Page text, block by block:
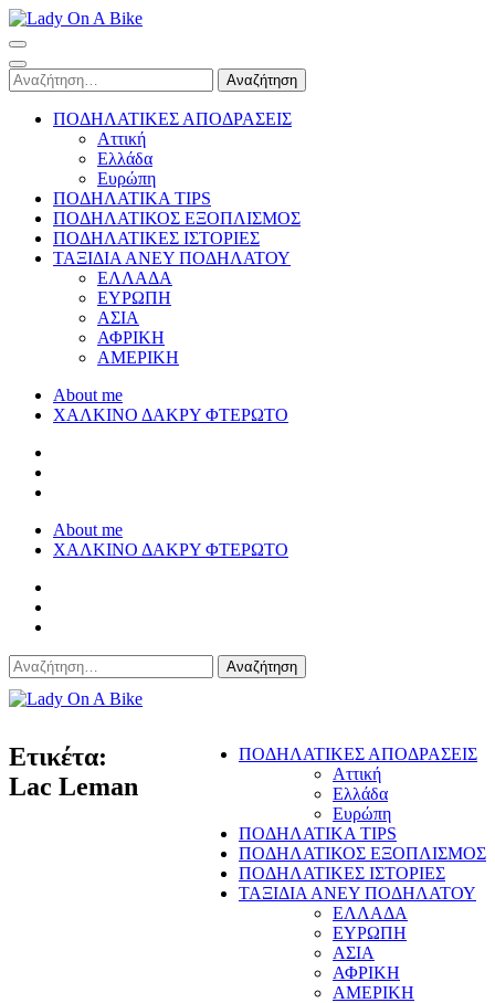
Skip
to
content
(Press
Enter)
Αναζήτηση
για:
ΠΟΔΗΛΑΤΙΚΕΣ ΑΠΟΔΡΑΣΕΙΣ
Αττική
Ελλάδα
Ευρώπη
ΠΟΔΗΛΑΤΙΚΑ TIPS
ΠΟΔΗΛΑΤΙΚΟΣ ΕΞΟΠΛΙΣΜΟΣ
ΠΟΔΗΛΑΤΙΚΕΣ ΙΣΤΟΡΙΕΣ
ΤΑΞΙΔΙΑ ΑΝΕΥ ΠΟΔΗΛΑΤΟΥ
ΕΛΛΑΔΑ
ΕΥΡΩΠΗ
ΑΣΙΑ
ΑΦΡΙΚΗ
ΑΜΕΡΙΚΗ
About me
ΧΑΛΚΙΝΟ ΔΑΚΡΥ ΦΤΕΡΩΤΟ
About me
ΧΑΛΚΙΝΟ ΔΑΚΡΥ ΦΤΕΡΩΤΟ
Αναζήτηση
για:
ΠΟΔΗΛΑΤΙΚΕΣ ΑΠΟΔΡΑΣΕΙΣ
Αττική
Ελλάδα
Ευρώπη
ΠΟΔΗΛΑΤΙΚΑ TIPS
ΠΟΔΗΛΑΤΙΚΟΣ ΕΞΟΠΛΙΣΜΟΣ
ΠΟΔΗΛΑΤΙΚΕΣ ΙΣΤΟΡΙΕΣ
ΤΑΞΙΔΙΑ ΑΝΕΥ ΠΟΔΗΛΑΤΟΥ
ΕΛΛΑΔΑ
ΕΥΡΩΠΗ
ΑΣΙΑ
ΑΦΡΙΚΗ
ΑΜΕΡΙΚΗ
Ετικέτα:
Lac Leman